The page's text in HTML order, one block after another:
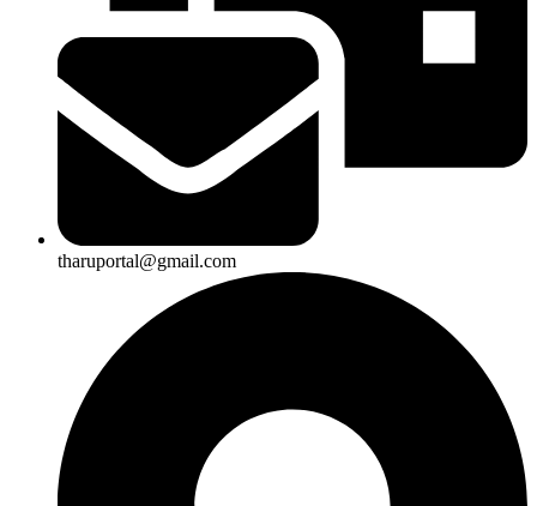
tharuportal@gmail.com